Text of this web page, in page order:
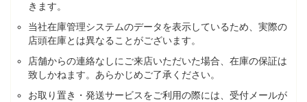
きます。
当社在庫管理システムのデータを表示しているため、実際の
店頭在庫とは異なることがございます。
店舗からの連絡なしにご来店いただいた場合、在庫の保証は
致しかねます。あらかじめご了承ください。
お取り置き・発送サービスをご利用の際には、受付メールが